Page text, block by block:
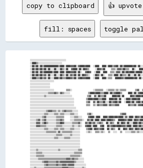
copy to clipboard 👍 upvote
fill: spaces toggle
░░████▒▒░░░░░░░░░░░░░░░░░░░░░░░░                                                      ░░
░░██▒▒██░░██▒▒██████████████▒▒████░░████▓▓▓▓██░░▓▓████▓▓████  ░░████
░░██▒▒██▒▒██▒▒██░░██░░░░██░░░░██▒▒░░██  ▓▓████░░██░░██▓▓▒▒    ░░██▓▓▒▒██    ▒▒▒▒░░▓▓▓▓▒▒██▒▒▒▒  ██░░
░░██▒▒██░░██▒▒████████▒▒████░░████░░████▓▓▓▓██░░██░░  ▓▓██▓▓  ░░████  ████
░░██▒▒██▒▒██▒▒▓▓░░██░░░░██░░░░██▒▒░░██░░▓▓▒▒██░░██░░██▓▓▒▒░░  ░░██▓▓░░██░░
░░████▒▒▒▒██▒▒▓▓░░██░░░░████▒▒██▒▒▒▒████▓▓▒▒██░░▓▓██▓▓▓▓████  ░░████  ████░░▒▒▒▒
░░░░░░░░░░░░░░░░░░░░░░░░        ▒▒▒▒░░              ░░▒▒▒▒▒▒▒▒  ░░▒▒▒▒▒▒░░▒▒░░▒▒▒▒▒▒      ▒▒▓▓
░░░░░░░░░░░░░░░░░░▒▒▒▒▒▒▓▓▒▒░░▓▓▒▒░░░░░░            ▒▒████▓▓████▒▒▒▒████░░██▒▒▓▓████▒▒
░░░░░░░░░░░░░░▒▒░░░░░░░░░░░░░░░░░░░░░░░░░░          ▒▒▓▓  ▓▓░░██▒▒▒▒██    ████▓▓██░░██
░░░░░░░░░░░░░░░░░░░░░░░░░░░░░░░░░░░░░░░░░░░░        ▒▒████▓▓████▒▒▒▒████  ████▓▓██░░██  ░░████▒▒████▓▓██
░░░░░░░░░░░░░░░░░░░░░░░░░░░░░░░░░░░░░░░░░░░░        ▒▒▓▓  ▓▓░░██▒▒▒▒██░░░░██▒▒▓▓██▒▒██
░░░░░░░░░░░░░░░░░░░░░░░░░░░░░░░░░░░░░░░░░░░░        ▒▒▒▒  ▒▒░░▓▓▒▒▒▒▓▓▓▓░░▓▓▒▒▒▒▓▓▓▓
░░░░░░░░░░░░░░░░▒▒▓▓▓▓▒▒▒▒░░▒▒░░▒▒▓▓▒▒▒▒▒▒░░░░░░
░░░░░░░░░░░░░░▒▒▒▒░░░░░░▒▒▒▒░░▒▒▒▒░░░░░░▒▒▒▒░░░░      ▒▒▓▓░░                  ▒▒▓▓▓▓
░░░░░░░░░░░░▒▒▓▓░░░░░░░░░░▒▒▒▒▒▒▒▒    ░░░░▒▒▒▒░░░░    ▓▓████░░████
░░░░░░▒▒▓▓░░▒▒▓▓░░░░░░░░░░▒▒▒▒▓▓▒▒    ░░░░▒▒▒▒▒▒▒▒░░  ▓▓▒▒██░░████░░████▒▒████▓▓▒▒
░░░░░░▓▓▓▓░░▒▒██▒▒░░░░░░░░▒▒▒▒██▓▓░░░░░░░░▒▒▒▒▒▒▓▓░░  ▓▓▒▒██▒▒▓▓░░▒▒▓▓▒▒  ██░░▓▓▒▒
░░░░░░▓▓▓▓▒▒▒▒▒▒░░░░░░░░░░▒▒▒▒▒▒░░░░░░░░░░▒▒░░░░▒▒░░  ▓▓████░░████  ▓▓██
░░░░░░░░░░░░░░▒▒▒▒░░░░░░▒▒▒▒░░▒▒▒▒░░░░░░▒▒▒▒░░░░░░    ▒▒▓▓██░░██▓▓▒▒▓▓██  ██░░▓▓▒▒  ██
░░░░░░░░░░░░░░░░▒▒▒▒▒▒▒▒▒▒░░▓▓░░▒▒▒▒▒▒▒▒▒▒░░░░░░░░    ░░▒▒░░  ▒▒▒▒░░▒▒░░  ▒▒  ░░░░  ▒▒
░░░░░░░░░░░░░░░░░░░░░░░░░░▒▒▒▒▒▒░░░░░░░░▒▒░░░░░░░░
░░░░░░░░░░░░░░░░░░░░░░░░▒▒▒▒░░░░░░▒▒▒▒▒▒░░░░░░░░░░
░░░░░░▒▒░░░░░░░░░░░░░░░░░░░░▒▒░░░░░░░░░░░░░░░░░░▒▒▒▒
░░░░░░▒▒▒▒▒▒░░░░░░░░░░░░░░░░░░░░░░░░░░░░░░░░▒▒▒▒▒▒▒▒
░░░░░░▒▒▒▒▒▒▒▒░░░░░░░░░░░░░░░░░░░░░░░░░░▒▒▒▒▒▒▒▒▒▒░░
░░░░░░░░▒▒▒▒▒▒▒▒▒▒▒▒▒▒▒▒▒▒▒▒▒▒▒▒▒▒▒▒▓▓▓▓▒▒▓▓▒▒▒▒░░░░░░
░░░░░░░░░░░░▒▒▓▓▓▓▒▒▒▒▒▒▒▒▓▓▒▒▓▓▓▓▓▓▓▓▓▓▓▓▓▓▒▒░░░░░░░░
░░░░░░░░░░░░░░▒▒▓▓▒▒▒▒▒▒▒▒▓▓▒▒▒▒▓▓▓▓▒▒▓▓▓▓▓▓░░░░░░░░░░░░